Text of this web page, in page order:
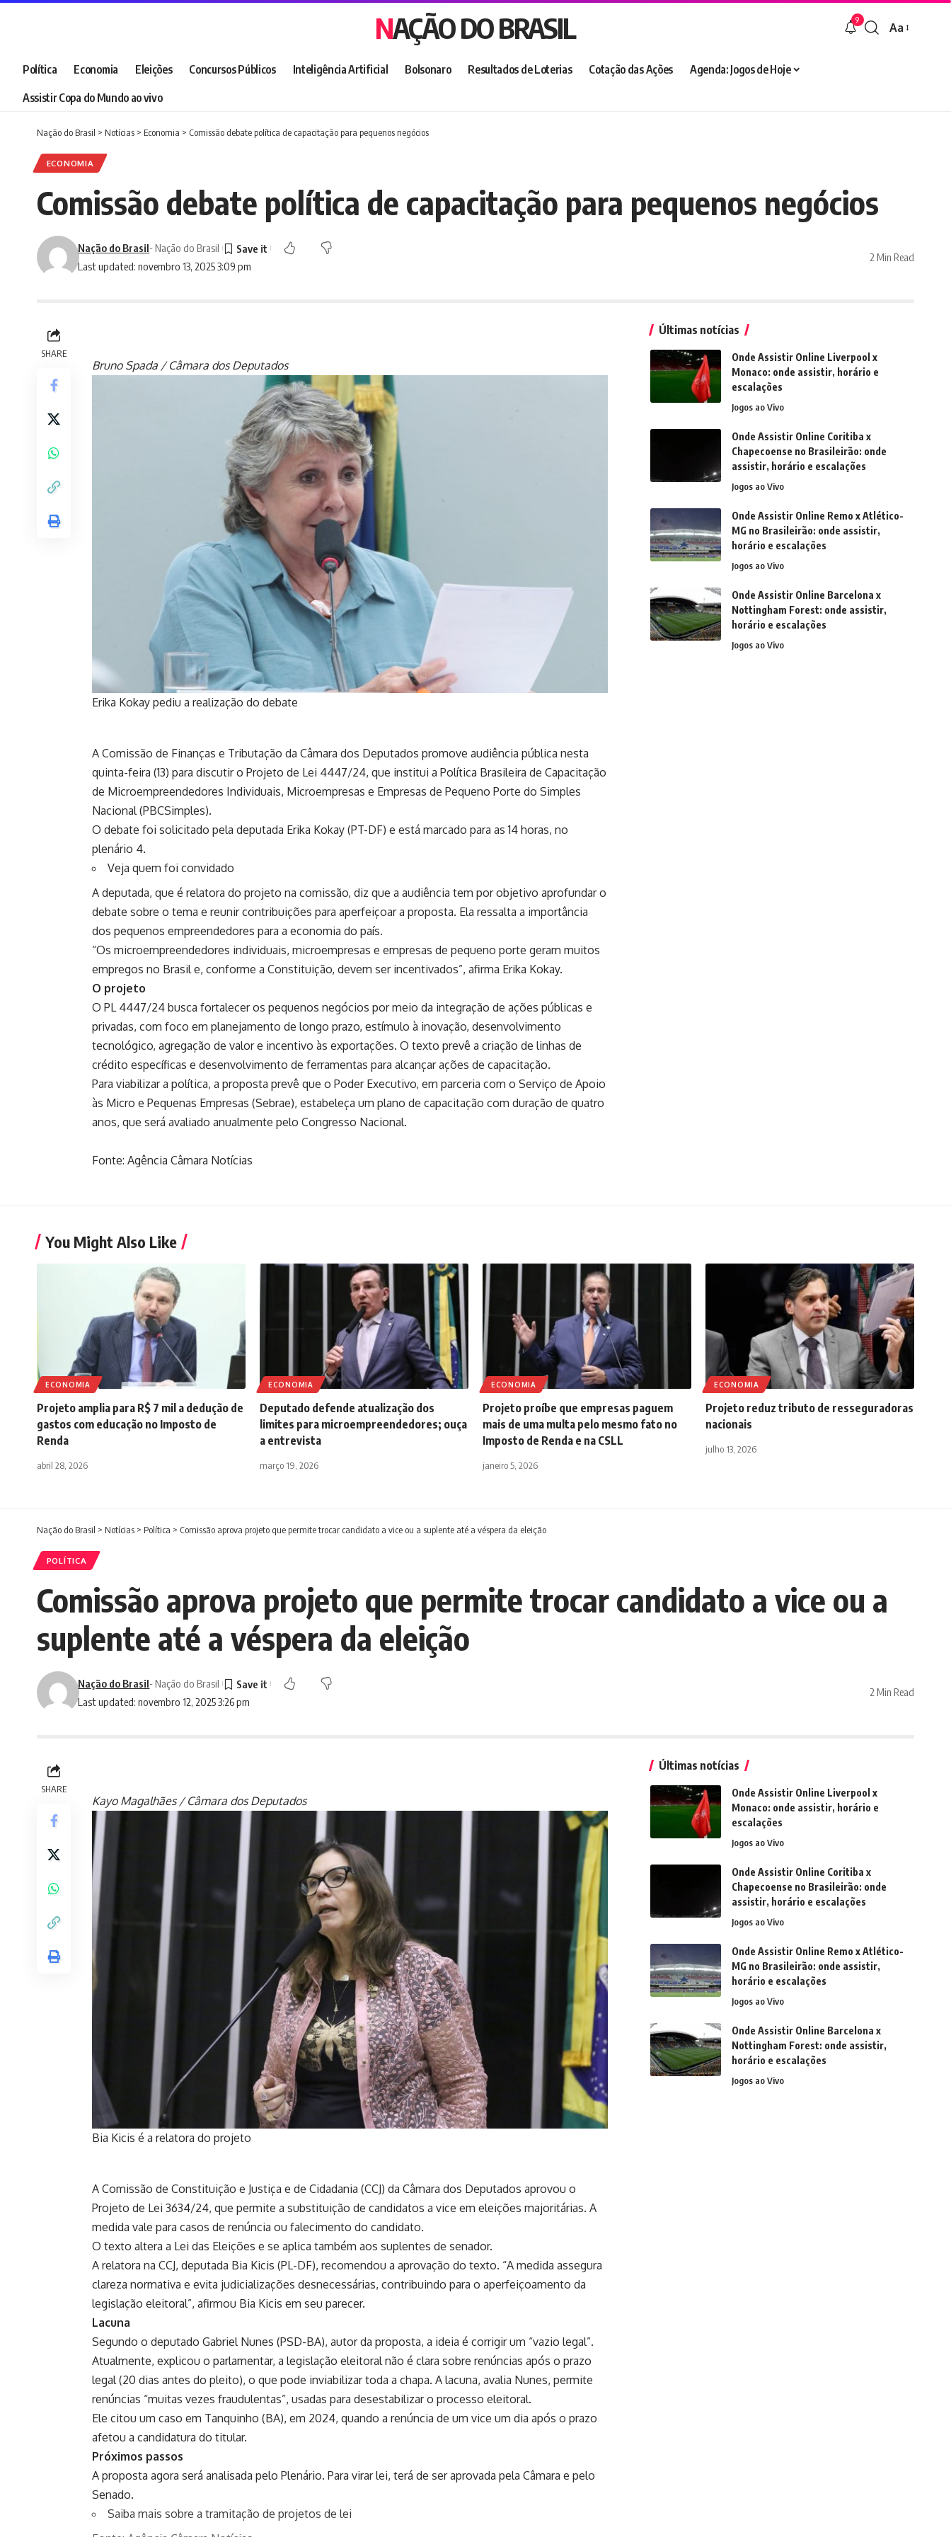
NAÇÃO DO BRASIL 9
Font
Aa
Política Economia Eleições Concursos Públicos Inteligência Artificial Bolsonaro Resultados de Loterias Cotação das Ações
Agenda: Jogos de Hoje
Assistir Copa do Mundo ao vivo
Nação do Brasil > Notícias > Economia > Comissão debate política de capacitação para pequenos negócios
ECONOMIA
Comissão debate política de capacitação para pequenos negócios
Last updated: novembro 13, 2025 3:09 pm
Nação do Brasil- Nação do Brasil
2 Min Read
SHARE
Bruno Spada / Câmara dos Deputados
Erika Kokay pediu a realização do debate
A Comissão de Finanças e Tributação da Câmara dos Deputados promove audiência pública nesta
quinta-feira (13) para discutir o Projeto de Lei 4447/24, que institui a Política Brasileira de Capacitação
de Microempreendedores Individuais, Microempresas e Empresas de Pequeno Porte do Simples
Nacional (PBCSimples).
O debate foi solicitado pela deputada Erika Kokay (PT-DF) e está marcado para as 14 horas, no
plenário 4.
Veja quem foi convidado
A deputada, que é relatora do projeto na comissão, diz que a audiência tem por objetivo aprofundar o
debate sobre o tema e reunir contribuições para aperfeiçoar a proposta. Ela ressalta a importância
dos pequenos empreendedores para a economia do país.
“Os microempreendedores individuais, microempresas e empresas de pequeno porte geram muitos
empregos no Brasil e, conforme a Constituição, devem ser incentivados”, afirma Erika Kokay.
O projeto
O PL 4447/24 busca fortalecer os pequenos negócios por meio da integração de ações públicas e
privadas, com foco em planejamento de longo prazo, estímulo à inovação, desenvolvimento
tecnológico, agregação de valor e incentivo às exportações. O texto prevê a criação de linhas de
crédito específicas e desenvolvimento de ferramentas para alcançar ações de capacitação.
Para viabilizar a política, a proposta prevê que o Poder Executivo, em parceria com o Serviço de Apoio
às Micro e Pequenas Empresas (Sebrae), estabeleça um plano de capacitação com duração de quatro
anos, que será avaliado anualmente pelo Congresso Nacional.
Fonte: Agência Câmara Notícias
Últimas notícias
Onde Assistir Online Liverpool x
Monaco: onde assistir, horário e
escalações
Jogos ao Vivo
Onde Assistir Online Coritiba x
Chapecoense no Brasileirão: onde
assistir, horário e escalações
Jogos ao Vivo
Onde Assistir Online Remo x Atlético-
MG no Brasileirão: onde assistir,
horário e escalações
Jogos ao Vivo
Onde Assistir Online Barcelona x
Nottingham Forest: onde assistir,
horário e escalações
Jogos ao Vivo
You Might Also Like
ECONOMIA
Projeto amplia para R$ 7 mil a dedução de
gastos com educação no Imposto de
Renda
abril 28, 2026
ECONOMIA
Deputado defende atualização dos
limites para microempreendedores; ouça
a entrevista
março 19, 2026
ECONOMIA
Projeto proíbe que empresas paguem
mais de uma multa pelo mesmo fato no
Imposto de Renda e na CSLL
janeiro 5, 2026
ECONOMIA
Projeto reduz tributo de resseguradoras
nacionais
julho 13, 2026
Nação do Brasil > Notícias > Política > Comissão aprova projeto que permite trocar candidato a vice ou a suplente até a véspera da eleição
POLÍTICA
Comissão aprova projeto que permite trocar candidato a vice ou a
suplente até a véspera da eleição
Last updated: novembro 12, 2025 3:26 pm
Nação do Brasil- Nação do Brasil
2 Min Read
SHARE
Kayo Magalhães / Câmara dos Deputados
Bia Kicis é a relatora do projeto
A Comissão de Constituição e Justiça e de Cidadania (CCJ) da Câmara dos Deputados aprovou o
Projeto de Lei 3634/24, que permite a substituição de candidatos a vice em eleições majoritárias. A
medida vale para casos de renúncia ou falecimento do candidato.
O texto altera a Lei das Eleições e se aplica também aos suplentes de senador.
A relatora na CCJ, deputada Bia Kicis (PL-DF), recomendou a aprovação do texto. “A medida assegura
clareza normativa e evita judicializações desnecessárias, contribuindo para o aperfeiçoamento da
legislação eleitoral”, afirmou Bia Kicis em seu parecer.
Lacuna
Segundo o deputado Gabriel Nunes (PSD-BA), autor da proposta, a ideia é corrigir um “vazio legal”.
Atualmente, explicou o parlamentar, a legislação eleitoral não é clara sobre renúncias após o prazo
legal (20 dias antes do pleito), o que pode inviabilizar toda a chapa. A lacuna, avalia Nunes, permite
renúncias “muitas vezes fraudulentas”, usadas para desestabilizar o processo eleitoral.
Ele citou um caso em Tanquinho (BA), em 2024, quando a renúncia de um vice um dia após o prazo
afetou a candidatura do titular.
Próximos passos
A proposta agora será analisada pelo Plenário. Para virar lei, terá de ser aprovada pela Câmara e pelo
Senado.
Saiba mais sobre a tramitação de projetos de lei
Últimas notícias
Onde Assistir Online Liverpool x
Monaco: onde assistir, horário e
escalações
Jogos ao Vivo
Onde Assistir Online Coritiba x
Chapecoense no Brasileirão: onde
assistir, horário e escalações
Jogos ao Vivo
Onde Assistir Online Remo x Atlético-
MG no Brasileirão: onde assistir,
horário e escalações
Jogos ao Vivo
Onde Assistir Online Barcelona x
Nottingham Forest: onde assistir,
horário e escalações
Jogos ao Vivo